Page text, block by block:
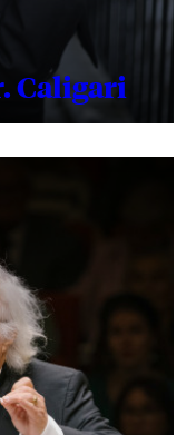
Caligari